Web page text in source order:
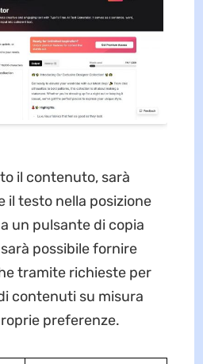
il contenuto, sarà
il testo nella posizione
un pulsante di copia
possibile fornire
tramite richieste per
contenuti su misura
preferenze.